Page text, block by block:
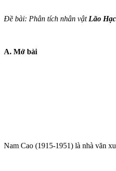
Đề bài: Phân tích nhân vật Lão Hạc
A. Mở bài
Nam Cao (1915-1951) là nhà văn